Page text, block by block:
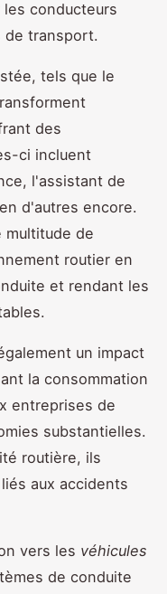
conducteurs
de transport.
tels que le
des
ci incluent
l'assistant de
d'autres encore.
multitude de
routier en
et rendant les
un impact
la consommation
entreprises de
substantielles.
routière, ils
aux accidents
vers les véhicules
de conduite